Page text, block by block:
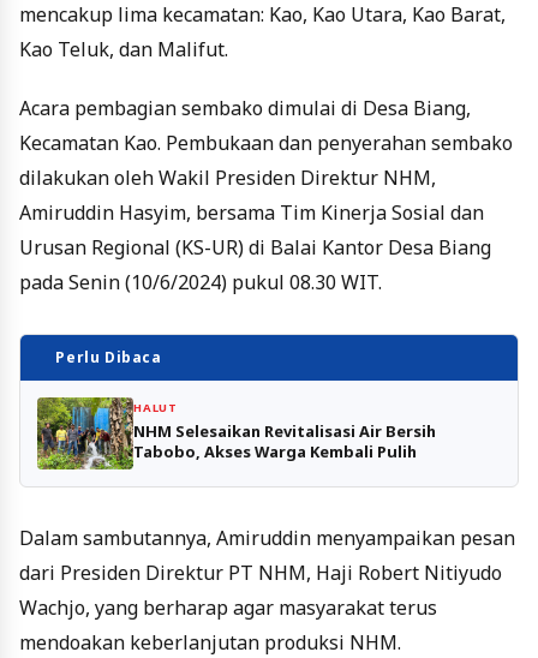
mencakup lima kecamatan: Kao, Kao Utara, Kao Barat,
Kao Teluk, dan Malifut.
Acara pembagian sembako dimulai di Desa Biang,
Kecamatan Kao. Pembukaan dan penyerahan sembako
dilakukan oleh Wakil Presiden Direktur NHM,
Amiruddin Hasyim, bersama Tim Kinerja Sosial dan
Urusan Regional (KS-UR) di Balai Kantor Desa Biang
pada Senin (10/6/2024) pukul 08.30 WIT.
Perlu Dibaca
HALUT
NHM Selesaikan Revitalisasi Air Bersih
Tabobo, Akses Warga Kembali Pulih
Dalam sambutannya, Amiruddin menyampaikan pesan
dari Presiden Direktur PT NHM, Haji Robert Nitiyudo
Wachjo, yang berharap agar masyarakat terus
mendoakan keberlanjutan produksi NHM.